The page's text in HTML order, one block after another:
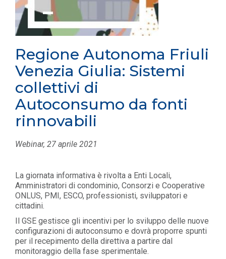
Regione Autonoma Friuli
Venezia Giulia: Sistemi
collettivi di
Autoconsumo da fonti
rinnovabili
Webinar, 27 aprile 2021
La giornata informativa è rivolta a Enti Locali,
Amministratori di condominio, Consorzi e Cooperative
ONLUS, PMI, ESCO, professionisti, sviluppatori e
cittadini.
Il GSE gestisce gli incentivi per lo sviluppo delle nuove
configurazioni di autoconsumo e dovrà proporre spunti
per il recepimento della direttiva a partire dal
monitoraggio della fase sperimentale.